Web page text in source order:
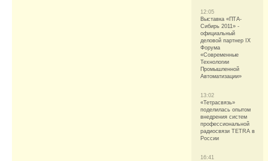
12:05
Выставка «ПТА-
Сибирь 2011» -
официальный
деловой партнер IX
Форума
«Современные
Технологии
Промышленной
Автоматизации»
13:02
«Тетрасвязь»
поделилась опытом
внедрения систем
профессиональной
радиосвязи TETRA в
России
16:41